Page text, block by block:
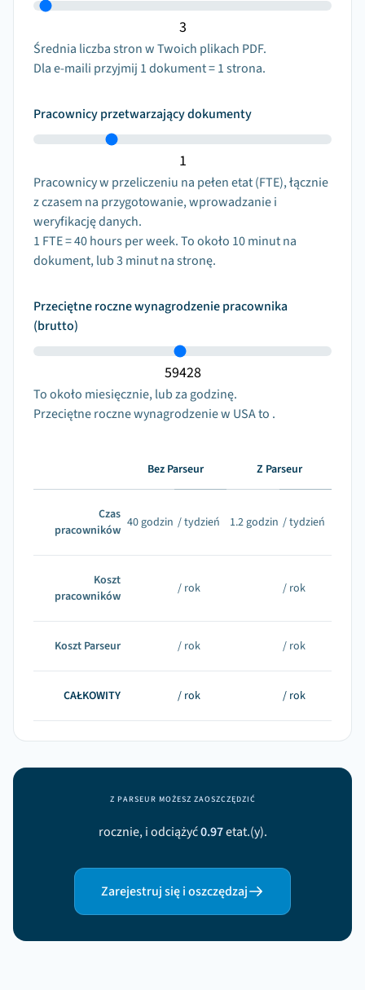
Średnia liczba stron w Twoich plikach PDF.
Dla e-maili przyjmij 1 dokument = 1 strona.
Pracownicy przetwarzający dokumenty
Pracownicy w przeliczeniu na pełen etat (FTE), łącznie
z czasem na przygotowanie, wprowadzanie i
weryfikację danych.
1 FTE =40hours per week. To około 10minut na
dokument, lub3 minut na stronę.
Przeciętne roczne wynagrodzenie pracownika
(brutto)
To około miesięcznie, lubza godzinę.
Przeciętne roczne wynagrodzeniew USA to .
Bez Parseur Z Parseur
Czas
pracowników 40godzin / tydzień 1.2godzin / tydzień
Koszt
pracowników
/ rok / rok
Koszt Parseur / rok / rok
CAŁKOWITY / rok / rok
Z PARSEUR MOŻESZ ZAOSZCZĘDZIĆ
rocznie, i odciążyć0.97etat.(y).
Zarejestruj się i oszczędzaj